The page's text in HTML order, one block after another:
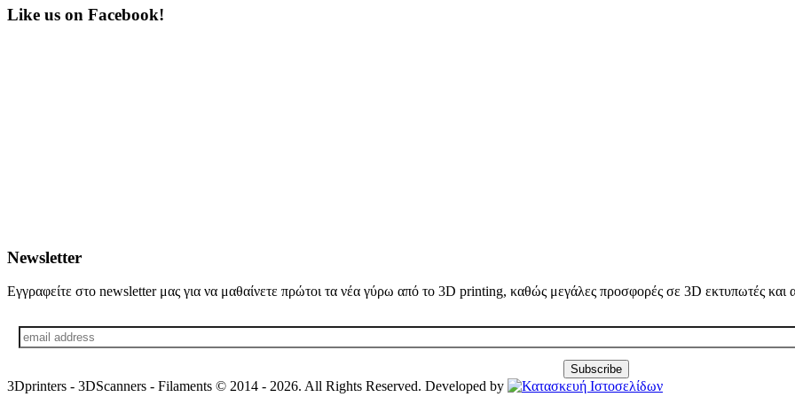
Like us on Facebook!
Newsletter
Εγγραφείτε στο newsletter μας για να μαθαίνετε πρώτοι τα νέα γύρω από το 3D printing, καθώς μεγάλες προσφορές σε 3D εκτυπωτές και
3Dprinters - 3DScanners - Filaments © 2014 - 2026. All Rights Reserved. Developed by